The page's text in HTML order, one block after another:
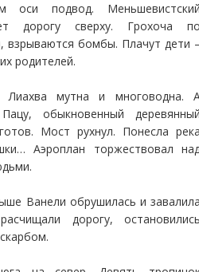
оси подвод.
дорогу сверху. Грохоча
взрываются бомбы. Плачут дети
родителей.
Лиахва мутна и многоводна.
обыкновенный
Мост рухнул. Понесла
Аэроплан торжествовал
Ванели обрушилась и
дорогу,